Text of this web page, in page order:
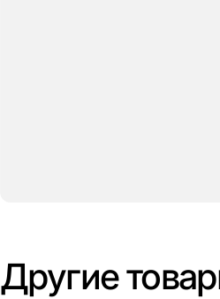
Другие